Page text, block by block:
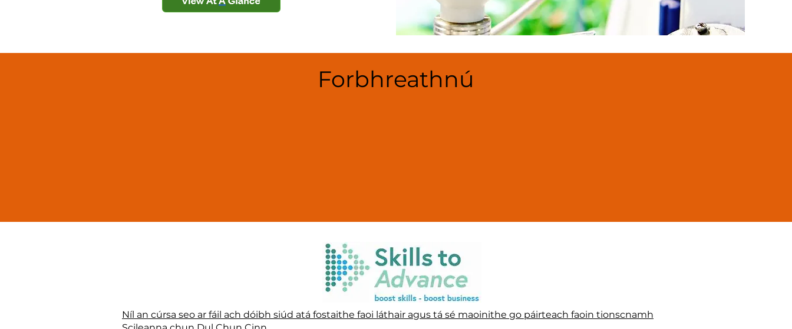
Forbhreathnú
Níl an cúrsa seo ar fáil ach dóibh siúd atá fostaithe faoi láthair agus tá sé maoinithe go páirteach faoin tionscnamh